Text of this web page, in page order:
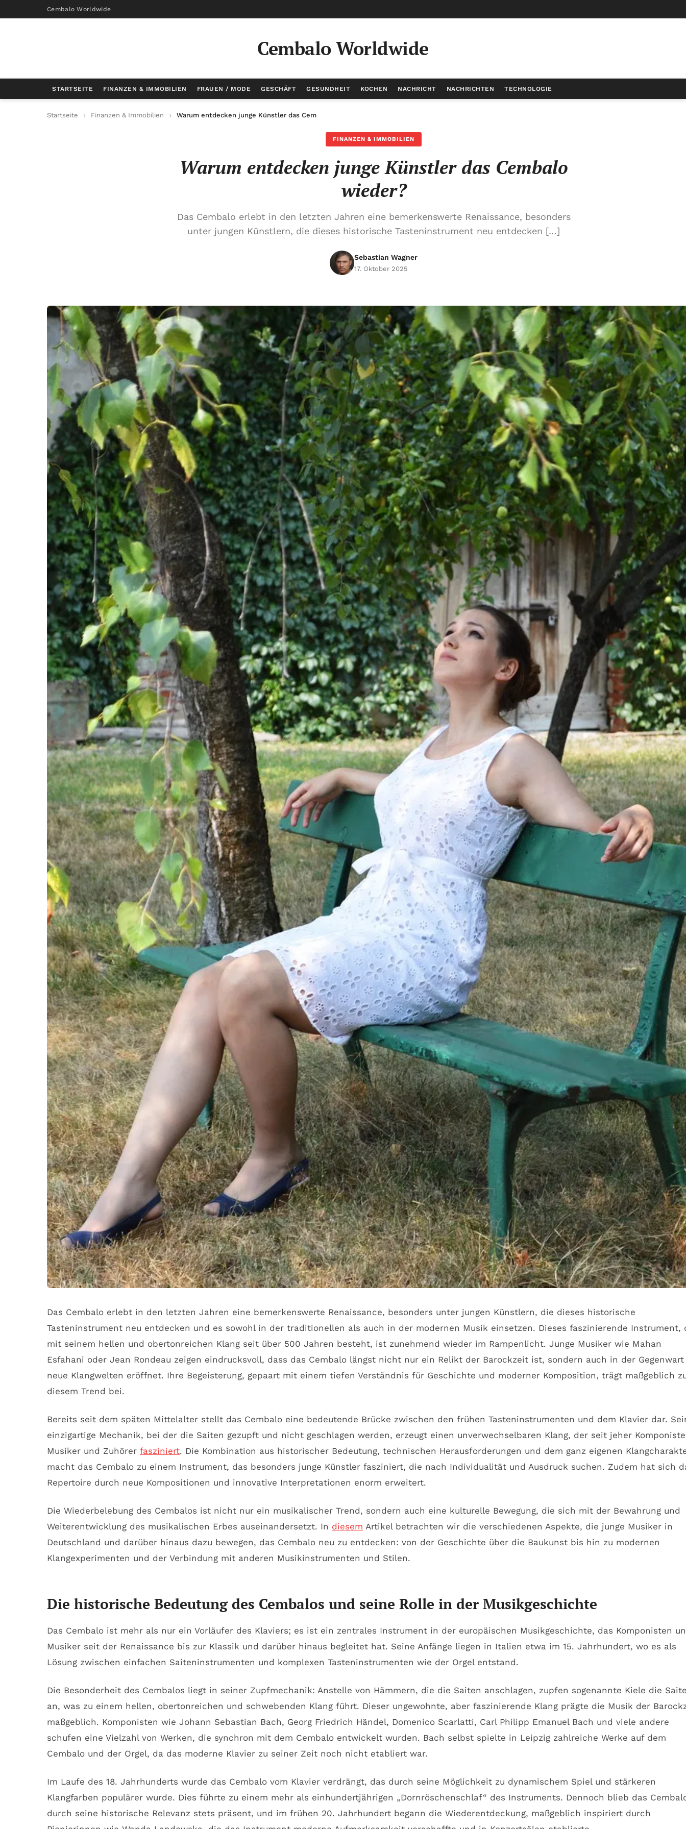
Cembalo Worldwide
Cembalo Worldwide
STARTSEITE FINANZEN & IMMOBILIEN FRAUEN / MODE GESCHÄFT GESUNDHEIT KOCHEN NACHRICHT NACHRICHTEN TECHNOLOGIE
Startseite Finanzen & Immobilien Warum entdecken junge Künstler das Cembalo wieder?
FINANZEN & IMMOBILIEN
Warum entdecken junge Künstler das Cembalo
wieder?
Das Cembalo erlebt in den letzten Jahren eine bemerkenswerte Renaissance, besonders
unter jungen Künstlern, die dieses historische Tasteninstrument neu entdecken […]
Sebastian Wagner
17. Oktober 2025
Das Cembalo erlebt in den letzten Jahren eine bemerkenswerte Renaissance, besonders unter jungen Künstlern, die dieses historische
Tasteninstrument neu entdecken und es sowohl in der traditionellen als auch in der modernen Musik einsetzen. Dieses faszinierende Instrument,
mit seinem hellen und obertonreichen Klang seit über 500 Jahren besteht, ist zunehmend wieder im Rampenlicht. Junge Musiker wie Mahan
Esfahani oder Jean Rondeau zeigen eindrucksvoll, dass das Cembalo längst nicht nur ein Relikt der Barockzeit ist, sondern auch in der Gegenwart
neue Klangwelten eröffnet. Ihre Begeisterung, gepaart mit einem tiefen Verständnis für Geschichte und moderner Komposition, trägt maßgeblich
diesem Trend bei.
Bereits seit dem späten Mittelalter stellt das Cembalo eine bedeutende Brücke zwischen den frühen Tasteninstrumenten und dem Klavier dar.
einzigartige Mechanik, bei der die Saiten gezupft und nicht geschlagen werden, erzeugt einen unverwechselbaren Klang, der seit jeher
Musiker und Zuhörer fasziniert. Die Kombination aus historischer Bedeutung, technischen Herausforderungen und dem ganz eigenen
macht das Cembalo zu einem Instrument, das besonders junge Künstler fasziniert, die nach Individualität und Ausdruck suchen. Zudem hat sich
Repertoire durch neue Kompositionen und innovative Interpretationen enorm erweitert.
Die Wiederbelebung des Cembalos ist nicht nur ein musikalischer Trend, sondern auch eine kulturelle Bewegung, die sich mit der Bewahrung und
Weiterentwicklung des musikalischen Erbes auseinandersetzt. In diesem Artikel betrachten wir die verschiedenen Aspekte, die junge Musiker in
Deutschland und darüber hinaus dazu bewegen, das Cembalo neu zu entdecken: von der Geschichte über die Baukunst bis hin zu modernen
Klangexperimenten und der Verbindung mit anderen Musikinstrumenten und Stilen.
Die historische Bedeutung des Cembalos und seine Rolle in der Musikgeschichte
Das Cembalo ist mehr als nur ein Vorläufer des Klaviers; es ist ein zentrales Instrument in der europäischen Musikgeschichte, das Komponisten
Musiker seit der Renaissance bis zur Klassik und darüber hinaus begleitet hat. Seine Anfänge liegen in Italien etwa im 15. Jahrhundert, wo es als
Lösung zwischen einfachen Saiteninstrumenten und komplexen Tasteninstrumenten wie der Orgel entstand.
Die Besonderheit des Cembalos liegt in seiner Zupfmechanik: Anstelle von Hämmern, die die Saiten anschlagen, zupfen sogenannte Kiele die
an, was zu einem hellen, obertonreichen und schwebenden Klang führt. Dieser ungewohnte, aber faszinierende Klang prägte die Musik der
maßgeblich. Komponisten wie Johann Sebastian Bach, Georg Friedrich Händel, Domenico Scarlatti, Carl Philipp Emanuel Bach und viele andere
schufen eine Vielzahl von Werken, die synchron mit dem Cembalo entwickelt wurden. Bach selbst spielte in Leipzig zahlreiche Werke auf dem
Cembalo und der Orgel, da das moderne Klavier zu seiner Zeit noch nicht etabliert war.
Im Laufe des 18. Jahrhunderts wurde das Cembalo vom Klavier verdrängt, das durch seine Möglichkeit zu dynamischem Spiel und stärkeren
Klangfarben populärer wurde. Dies führte zu einem mehr als einhundertjährigen „Dornröschenschlaf“ des Instruments. Dennoch blieb das
durch seine historische Relevanz stets präsent, und im frühen 20. Jahrhundert begann die Wiederentdeckung, maßgeblich inspiriert durch